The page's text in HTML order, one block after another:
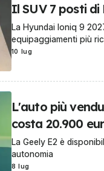
Il SUV 7 posti
La Hyundai Ioniq 9
equipaggiamenti più
10 lug
L'auto più
costa 20.900
La Geely E2 è
autonomia
8 lug